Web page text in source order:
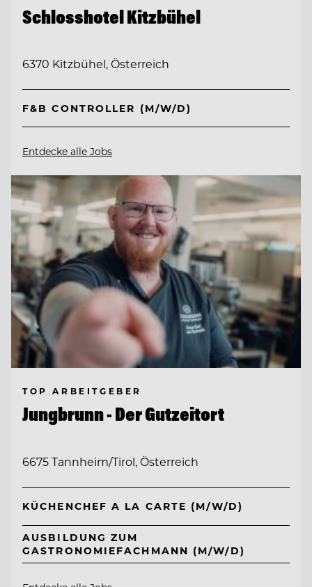
Schlosshotel Kitzbühel
6370 Kitzbühel, Österreich
F&B CONTROLLER (M/W/D)
Entdecke alle Jobs
TOP ARBEITGEBER
Jungbrunn - Der Gutzeitort
6675 Tannheim/Tirol, Österreich
KÜCHENCHEF A LA CARTE (M/W/D)
AUSBILDUNG ZUM
GASTRONOMIEFACHMANN (M/W/D)